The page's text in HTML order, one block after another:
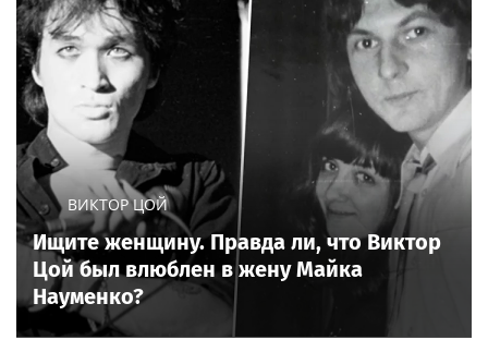
ВИКТОР ЦОЙ
Ищите женщину. Правда ли, что Виктор
Цой был влюблен в жену Майка
Науменко?